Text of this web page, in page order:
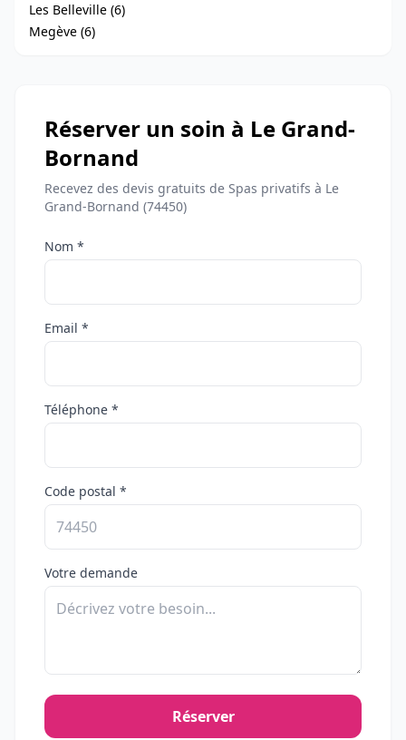
Les Belleville (6)
Megève (6)
Réserver un soin à Le Grand-
Bornand
Recevez des devis gratuits de Spas privatifs à Le
Grand-Bornand (74450)
Nom *
Email *
Téléphone *
Code postal *
Votre demande
Réserver